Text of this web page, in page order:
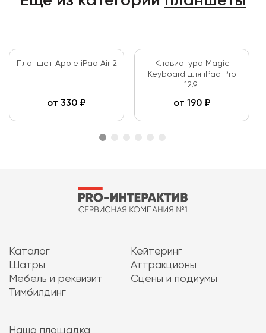
Планшет Apple iPad Air 2
от 330 ₽
Клавиатура Magic
Keyboard для iPad Pro
12.9"
от 190₽
Каталог
Кейтеринг
Шатры
Аттракционы
Мебель и реквизит
Сцены и подиумы
Тимбилдинг
Наша площадка